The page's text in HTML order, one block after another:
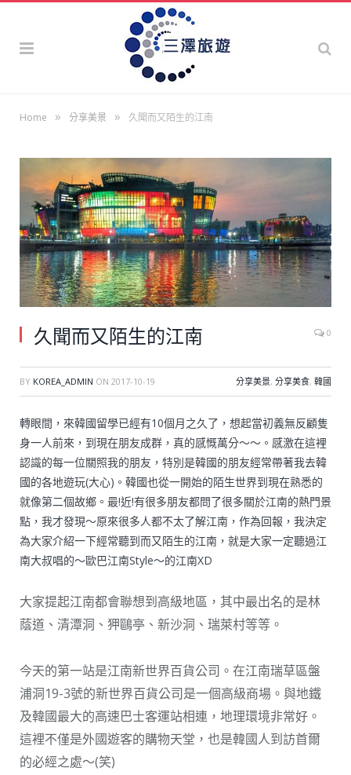
Home » 分享美景 » 久聞而又陌生的江南
久聞而又陌生的江南 0
BY KOREA_ADMIN ON 2017-10-19 分享美景, 分享美食, 韓國
轉眼間，來韓國留學已經有10個月之久了，想起當初義無反顧隻
身一人前來，到現在朋友成群，真的感慨萬分～～。感激在這裡
認識的每一位關照我的朋友，特別是韓國的朋友經常帶著我去韓
國的各地遊玩(大心)。韓國也從一開始的陌生世界到現在熟悉的
就像第二個故鄉。最!近!有很多朋友都問了很多關於江南的熱門景
點，我才發現～原來很多人都不太了解江南，作為回報，我決定
為大家介紹一下經常聽到而又陌生的江南，就是大家一定聽過江
南大叔唱的～歐巴江南Style～的江南XD
大家提起江南都會聯想到高級地區，其中最出名的是林
蔭道、清潭洞、狎鷗亭、新沙洞、瑞萊村等等。
今天的第一站是江南新世界百貨公司。在江南瑞草區盤
浦洞19-3號的新世界百貨公司是一個高級商場。與地鐵
及韓國最大的高速巴士客運站相連，地理環境非常好。
這裡不僅是外國遊客的購物天堂，也是韓國人到訪首爾
的必經之處～(笑)